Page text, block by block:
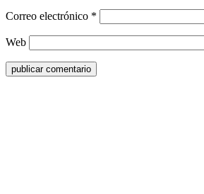
Correo electrónico *
Web